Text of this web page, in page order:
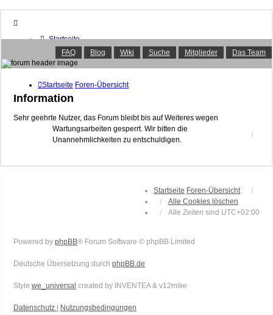
Startseite
Foren-Übersicht
FAQ
Suche
Aktive Themen
Das Team
Anmelden
FAQ Blog Wiki Suche Mitglieder Das Team
Startseite Foren-Übersicht
Information
Sehr geehrte Nutzer, das Forum bleibt bis auf Weiteres wegen
Wartungsarbeiten gesperrt. Wir bitten die
Unannehmlichkeiten zu entschuldigen.
Startseite Foren-Übersicht
Alle Cookies löschen
Alle Zeiten sind UTC+02:00
Powered by phpBB® Forum Software © phpBB Limited
Deutsche Übersetzung durch phpBB.de
Style we_universal created by INVENTEA & v12mike
Datenschutz Nutzungsbedingungen